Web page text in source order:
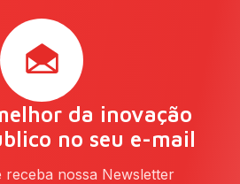
da inovação
no seu e-mail
receba nossa Newsletter